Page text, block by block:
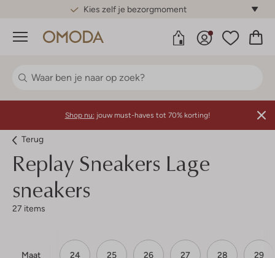
Gratis standaard verzending*
Menu
Shop nu: jouw must-haves tot 70% korting!
Terug
Replay Sneakers Lage
sneakers
27 items
Maat 24 25 26 27 28 29